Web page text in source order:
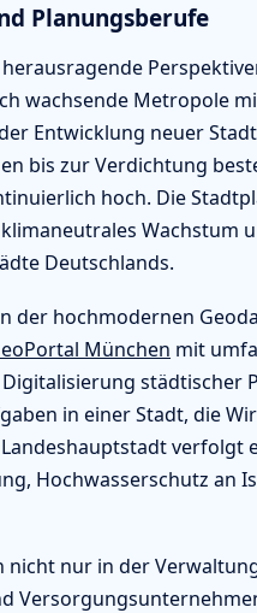
Planungsberufe
wachsende Metropole
Entwicklung neuer
bis zur Verdichtung
hoch. Die
Wachstum
Deutschlands.
der hochmodernen
München mit
städtischer
in einer Stadt, die
verfolgt
Hochwasserschutz an
nicht nur in der